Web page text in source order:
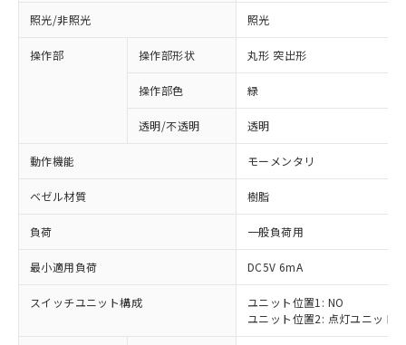
照光/非照光 照光
操作部 操作部形状 丸形 突出形
操作部色 緑
透明/不透明 透明
動作機能 モーメンタリ
ベゼル材質 樹脂
負荷 一般負荷用
最小適用負荷 DC5V 6mA
スイッチユニット構成
ユニット位置1: NO
ユニット位置2: 点灯ユニット